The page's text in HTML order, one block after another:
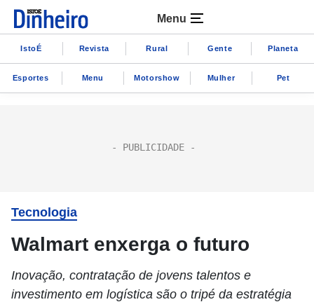
Menu
IstoÉ Revista Rural Gente Planeta
Esportes Menu Motorshow Mulher Pet
Tecnologia
Walmart enxerga o futuro
Inovação, contratação de jovens talentos e
investimento em logística são o tripé da estratégia